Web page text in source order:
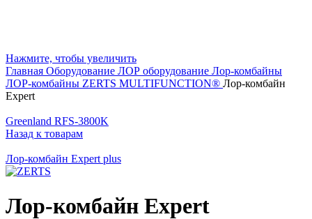
Нажмите, чтобы увеличить
Главная Оборудование ЛОР оборудование Лор-комбайны
ЛОР-комбайны ZERTS MULTIFUNCTION® Лор-комбайн
Expert
Greenland RFS-3800K
Назад к товарам
Лор-комбайн Expert plus
Лор-комбайн Expert